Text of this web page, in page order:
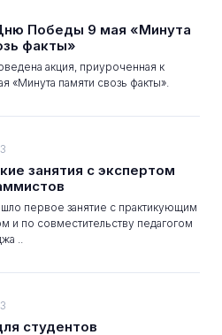
Победы 9 мая «Минута
факты»
акция, приуроченная к
«Минута памяти свозь факты».
занятия с экспертом
первое занятие с практикующим
и по совместительству педагогом
..
студентов